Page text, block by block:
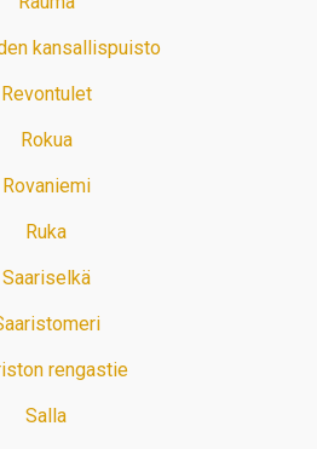
kansallispuisto
Revontulet
Rokua
Rovaniemi
Ruka
Saariselkä
rengastie
Salla